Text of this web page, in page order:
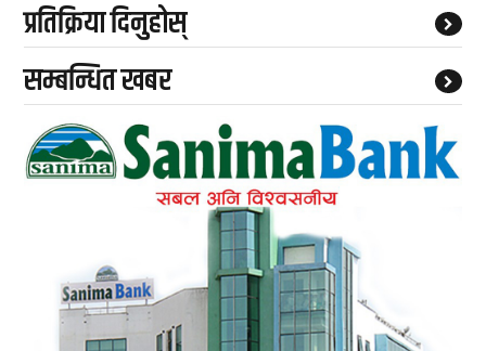
प्रतिक्रिया दिनुहोस्
सम्बन्धित खबर